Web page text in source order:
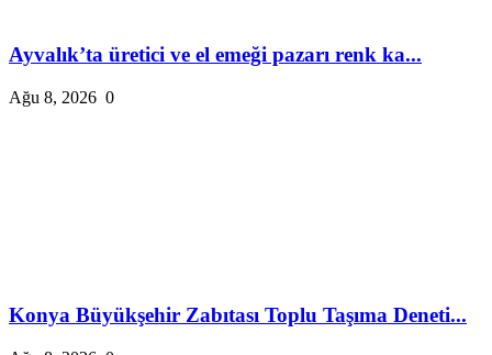
Ayvalık’ta üretici ve el emeği pazarı renk ka...
Ağu 8, 2026 0
Konya Büyükşehir Zabıtası Toplu Taşıma Deneti...